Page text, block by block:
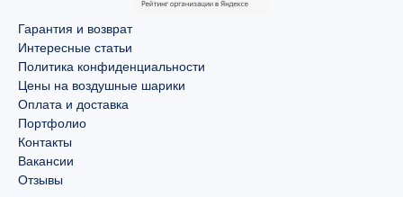
Гарантия и возврат
Интересные статьи
Политика конфиденциальности
Цены на воздушные шарики
Оплата и доставка
Портфолио
Контакты
Вакансии
Отзывы